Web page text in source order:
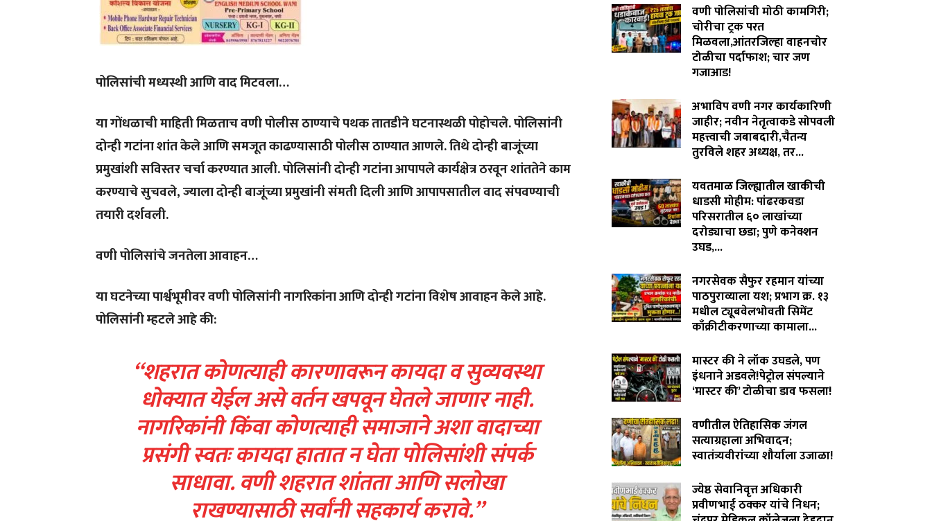
पोलिसांची मध्यस्थी आणि वाद मिटवला…
या गोंधळाची माहिती मिळताच वणी पोलीस ठाण्याचे पथक तातडीने घटनास्थळी पोहोचले. पोलिसांनी
दोन्ही गटांना शांत केले आणि समजूत काढण्यासाठी पोलीस ठाण्यात आणले. तिथे दोन्ही बाजूंच्या
प्रमुखांशी सविस्तर चर्चा करण्यात आली. पोलिसांनी दोन्ही गटांना आपापले कार्यक्षेत्र ठरवून शांततेने काम
करण्याचे सुचवले, ज्याला दोन्ही बाजूंच्या प्रमुखांनी संमती दिली आणि आपापसातील वाद संपवण्याची
तयारी दर्शवली.
वणी पोलिसांचे जनतेला आवाहन…
या घटनेच्या पार्श्वभूमीवर वणी पोलिसांनी नागरिकांना आणि दोन्ही गटांना विशेष आवाहन केले आहे.
पोलिसांनी म्हटले आहे की:
“शहरात कोणत्याही कारणावरून कायदा व सुव्यवस्था
धोक्यात येईल असे वर्तन खपवून घेतले जाणार नाही.
नागरिकांनी किंवा कोणत्याही समाजाने अशा वादाच्या
प्रसंगी स्वतः कायदा हातात न घेता पोलिसांशी संपर्क
साधावा. वणी शहरात शांतता आणि सलोखा
राखण्यासाठी सर्वांनी सहकार्य करावे.”
वणी पोलिसांची मोठी कामगिरी;
चोरीचा ट्रक परत
मिळवला,आंतरजिल्हा वाहनचोर
टोळीचा पर्दाफाश; चार जण
गजाआड!
अभाविप वणी नगर कार्यकारिणी
जाहीर; नवीन नेतृत्वाकडे सोपवली
महत्त्वाची जबाबदारी,चैतन्य
तुरविले शहर अध्यक्ष, तर...
यवतमाळ जिल्ह्यातील खाकीची
धाडसी मोहीम: पांढरकवडा
परिसरातील ६० लाखांच्या
दरोड्याचा छडा; पुणे कनेक्शन
उघड,...
नगरसेवक सैफुर रहमान यांच्या
पाठपुराव्याला यश; प्रभाग क्र. १३
मधील ट्यूबवेलभोवती सिमेंट
काँक्रीटीकरणाच्या कामाला...
मास्टर की ने लॉक उघडले, पण
इंधनाने अडवले!पेट्रोल संपल्याने
‘मास्टर की’ टोळीचा डाव फसला!
वणीतील ऐतिहासिक जंगल
सत्याग्रहाला अभिवादन;
स्वातंत्र्यवीरांच्या शौर्याला उजाळा!
ज्येष्ठ सेवानिवृत्त अधिकारी
प्रवीणभाई ठक्कर यांचे निधन;